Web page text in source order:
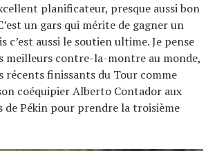
planificateur, presque aussi bon
un gars qui mérite de gagner un
c’est aussi le soutien ultime. Je pense
meilleurs contre-la-montre au monde,
finissants du Tour comme
coéquipier Alberto Contador aux
de Pékin pour prendre la troisième